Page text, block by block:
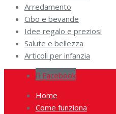
Arredamento
Cibo e bevande
Idee regalo e preziosi
Salute e bellezza
Articoli per infanzia
Facebook
Home
Come funziona